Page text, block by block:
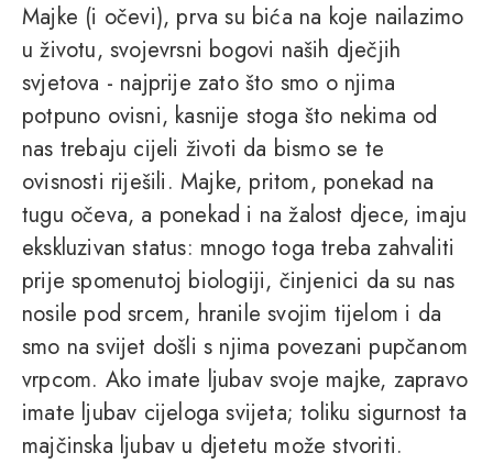
Majke (i očevi), prva su bića na koje nailazimo
u životu, svojevrsni bogovi naših dječjih
svjetova - najprije zato što smo o njima
potpuno ovisni, kasnije stoga što nekima od
nas trebaju cijeli životi da bismo se te
ovisnosti riješili. Majke, pritom, ponekad na
tugu očeva, a ponekad i na žalost djece, imaju
ekskluzivan status: mnogo toga treba zahvaliti
prije spomenutoj biologiji, činjenici da su nas
nosile pod srcem, hranile svojim tijelom i da
smo na svijet došli s njima povezani pupčanom
vrpcom. Ako imate ljubav svoje majke, zapravo
imate ljubav cijeloga svijeta; toliku sigurnost ta
majčinska ljubav u djetetu može stvoriti.